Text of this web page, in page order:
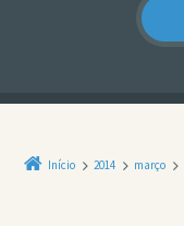
Início 2014 março